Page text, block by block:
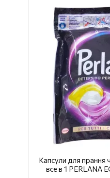
Капсули для прання
все в 1 PERLANA